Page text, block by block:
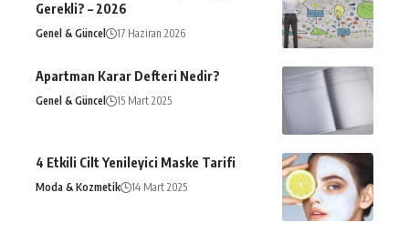
Gerekli? – 2026
Genel & Güncel 17 Haziran 2026
Apartman Karar Defteri Nedir?
Genel & Güncel 15 Mart 2025
4 Etkili Cilt Yenileyici Maske Tarifi
Moda & Kozmetik 14 Mart 2025